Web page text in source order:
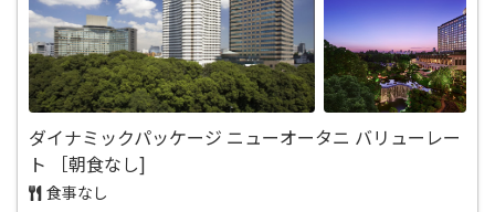
ダイナミックパッケージ ニューオータニ バリューレー
ト ［朝食なし]
食事なし